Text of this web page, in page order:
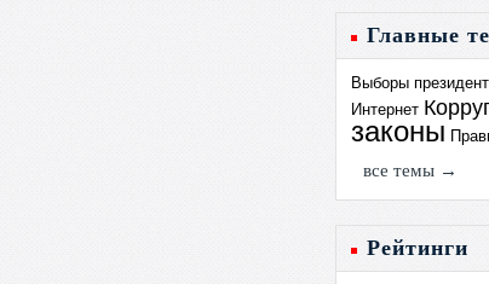
Главные
Выборы
Интернет
законы
все темы →
Рейтинги